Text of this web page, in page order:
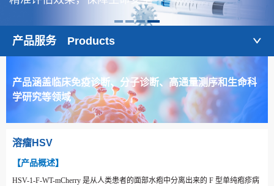
产品服务 Products
产品涵盖临床免疫诊断、分子诊断、高通量测序和生命科
学研究等领域
溶瘤HSV
【产品概述】
HSV-1-F-WT-mCherry 是从人类患者的面部水疱中分离出来的 F 型单纯疱疹病